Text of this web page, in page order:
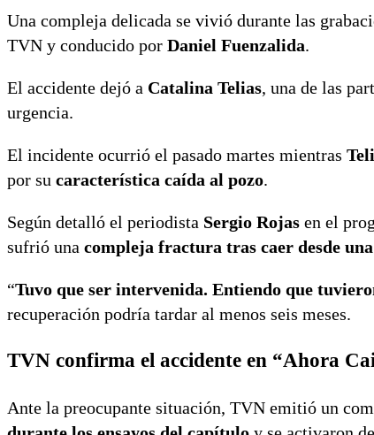
Una compleja delicada se vivió durante las
TVN y conducido por Daniel Fuenzalida.
El accidente dejó a Catalina Telias, una de las
urgencia.
El incidente ocurrió el pasado martes mientras
por su característica caída al pozo.
Según detalló el periodista Sergio Rojas en el
sufrió una compleja fractura tras caer desde
“Tuvo que ser intervenida. Entiendo que
recuperación podría tardar al menos seis meses.
TVN confirma el accidente en “Ahora
Ante la preocupante situación, TVN emitió un